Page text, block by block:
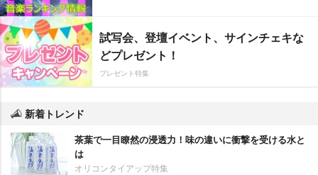
試写会、登壇イベント、サインチェキな
どプレゼント！
プレゼント特集
新着トレンド
茶葉で一目瞭然の浸透力！味の違いに衝撃を受ける水と
は
オリコンタイアップ特集